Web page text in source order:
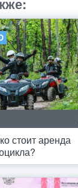
стоит аренда